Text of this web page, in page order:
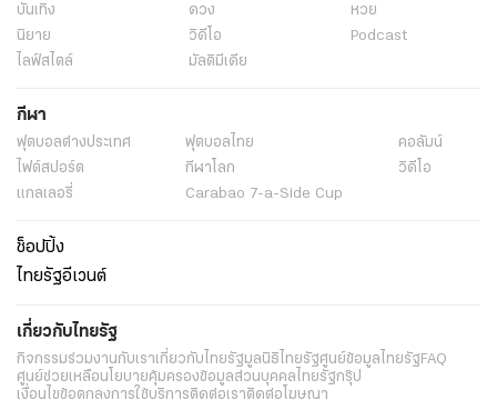
บันเทิง
ดวง
หวย
นิยาย
วิดีโอ
Podcast
ไลฟ์สไตล์
มัลติมีเดีย
กีฬา
ฟุตบอลต่่างประเทศ ฟุตบอลไทย
คอลัมน์
ไฟต์สปอร์ต
กีฬาโลก
วิดีโอ
แกลเลอรี่
Carabao 7-a-Side Cup
ช็อปปิ้ง
ไทยรัฐอีเวนต์
เกี่ยวกับไทยรัฐ
กิจกรรมร่วมงานกับเราเกี่ยวกับไทยรัฐมูลนิธิไทยรัฐศูนย์ข้อมูลไทยรัฐFAQ
ศูนย์ช่วยเหลือนโยบายคุ้มครองข้อมูลส่วนบุคคลไทยรัฐกรุ๊ป
เงื่อนไขข้อตกลงการใช้บริการติดต่อเราติดต่อโฆษณา